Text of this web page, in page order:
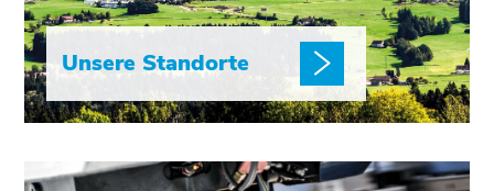
Unsere Standorte